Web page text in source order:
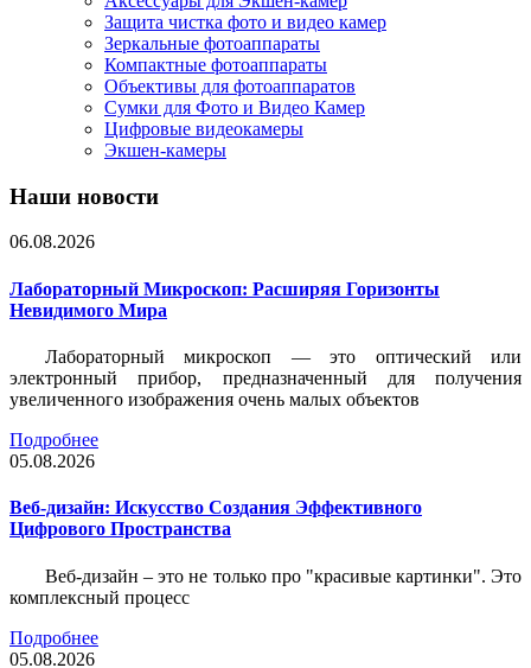
Защита чистка фото и видео камер
Зеркальные фотоаппараты
Компактные фотоаппараты
Объективы для фотоаппаратов
Сумки для Фото и Видео Камер
Цифровые видеокамеры
Экшен-камеры
Наши новости
06.08.2026
Лабораторный Микроскоп: Расширяя Горизонты
Невидимого Мира
Лабораторный микроскоп — это оптический или
электронный прибор, предназначенный для получения
увеличенного изображения очень малых объектов
Подробнее
05.08.2026
Веб-дизайн: Искусство Создания Эффективного
Цифрового Пространства
Веб-дизайн – это не только про "красивые картинки". Это
комплексный процесс
Подробнее
05.08.2026